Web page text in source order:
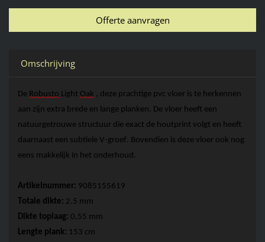
Omschrijving
De Robusto Light Oak , deze prachtige pvc vloer is te herkennen
aan zijn extra brede en lange planken. De vloer heeft een
natuurgetrouwe structuur die exact de houtprint volgt en heeft
daarnaast een subtiele V-groef. Bovendien is deze vloer ook nog
eens makkelijk in het onderhoud.
Artikelnummer: 9085155619
Totale dikte: 2.5 mm
Dikte toplaag: 0,55 mm
Lengte plank: 153 cm